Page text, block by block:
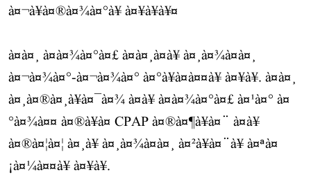
à¤¬à¥à¤®à¤¾à¤°à¥ à¤¥à¥à¥¤
à¤à¤¸ à¤à¤¾à¤°à¤£ à¤à¤¸à¤à¥ à¤¸à¤¾à¤à¤¸
à¤¬à¤¾à¤°-à¤¬à¤¾à¤° à¤°à¥à¤à¤¤à¥ à¤¥à¥. à¤à¤¸
à¤¸à¤®à¤¸à¥à¤¯à¤¾ à¤à¥ à¤à¤¾à¤°à¤£ à¤¹à¤° à¤
°à¤¾à¤¤ à¤®à¥à¤ CPAP à¤®à¤¶à¥à¤¨ à¤à¥
à¤®à¤¦à¤¦ à¤¸à¥ à¤¸à¤¾à¤à¤¸ à¤²à¥à¤¨à¥ à¤ªà¤
¡à¤¼à¤¤à¥ à¤¥à¥.